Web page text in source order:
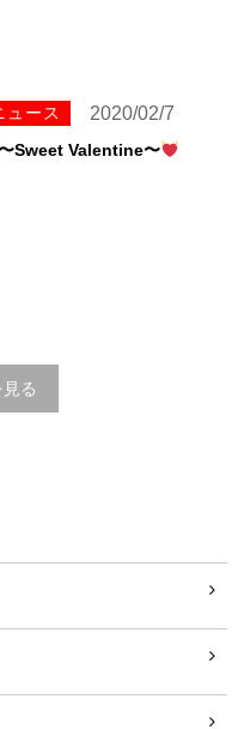
ュース 2020/02/7
Sweet Valentine〜
る